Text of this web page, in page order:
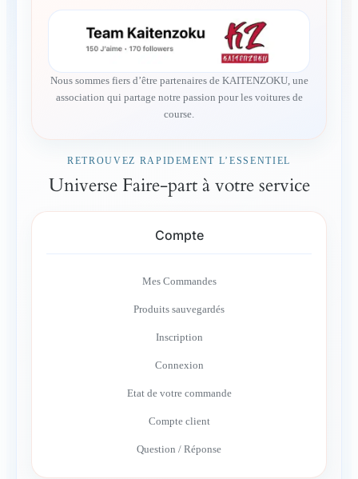
Nous sommes fiers d’être partenaires de KAITENZOKU, une
association qui partage notre passion pour les voitures de
course.
RETROUVEZ RAPIDEMENT L’ESSENTIEL
Universe Faire-part à votre service
Compte
Mes Commandes
Produits sauvegardés
Inscription
Connexion
Etat de votre commande
Compte client
Question / Réponse